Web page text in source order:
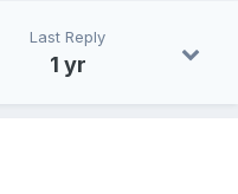
Last Reply
1 yr